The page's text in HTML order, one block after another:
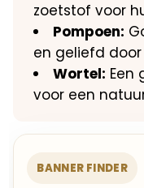
zoetstof voor
Pompoen:
en geliefd
Wortel: Een
voor een
BANNER FINDER